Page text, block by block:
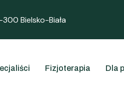
Bielsko-Biała
Fizjoterapia Dla